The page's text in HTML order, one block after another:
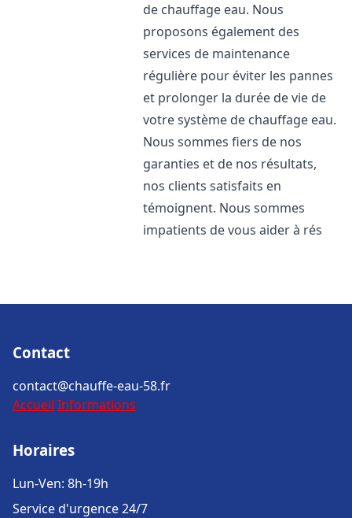
de chauffage eau. Nous
proposons également des
services de maintenance
régulière pour éviter les pannes
et prolonger la durée de vie de
votre système de chauffage eau.
Nous sommes fiers de nos
garanties et de nos résultats,
nos clients satisfaits en
témoignent. Nous sommes
impatients de vous aider à rés
Contact
contact@chauffe-eau-58.fr
Accueil Informations
Horaires
Lun-Ven: 8h-19h
Service d'urgence 24/7